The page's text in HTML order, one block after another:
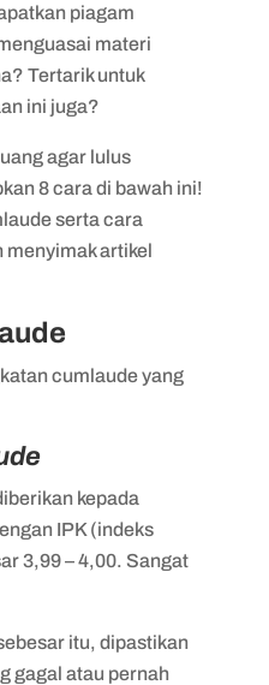
nilai dan
piagam
materi
Tertarik untuk
ini juga?
agar lulus
8 cara di bawah ini!
serta cara
menyimak artikel
cumlaude yang
kepada
IPK (indeks
3,99 – 4,00. Sangat
itu, dipastikan
gagal atau pernah